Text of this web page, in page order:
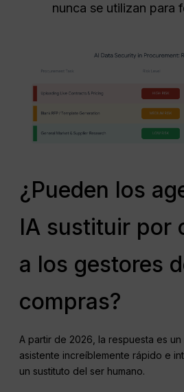
nunca se utilizan para
¿Pueden los
IA sustituir por
a los gestores
compras?
A partir de 2026, la respuesta es un
asistente increíblemente rápido e
un sustituto del ser humano.